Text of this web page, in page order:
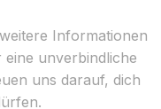
Informationen
unverbindliche
uns darauf, dich